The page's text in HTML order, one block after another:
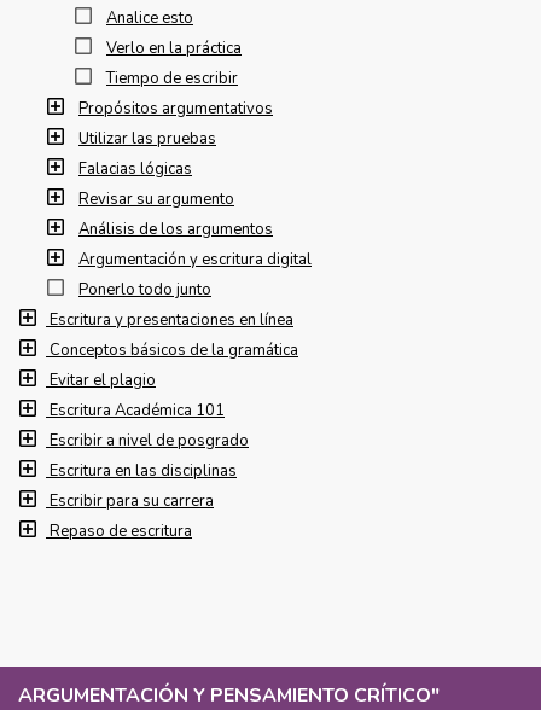
ARGUMENTACIÓN Y PENSAMIENTO CRÍTICO"
Analice esto
Verlo en la práctica
Tiempo de escribir
Propósitos argumentativos
Utilizar las pruebas
Falacias lógicas
Revisar su argumento
Análisis de los argumentos
Argumentación y escritura digital
Ponerlo todo junto
Escritura y presentaciones en línea
Conceptos básicos de la gramática
Evitar el plagio
Escritura Académica 101
Escribir a nivel de posgrado
Escritura en las disciplinas
Escribir para su carrera
Repaso de escritura